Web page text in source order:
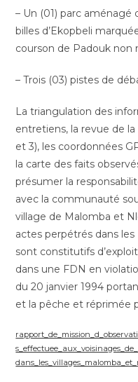
– Un (01) parc
billes d’Ekopbeli
courson de Padouk non
– Trois (03) pistes de
La triangulation des
entretiens, la revue de
et 3), les coordonnées
la carte des faits
présumer la
avec la communauté
village de Malomba et
actes perpétrés dans
sont constitutifs
dans une FDN en
du 20 janvier 1994
et la pêche et réprimée